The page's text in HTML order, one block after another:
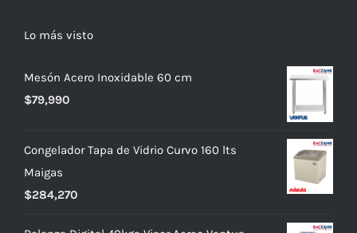
Lo más visto
Mesón Acero Inoxidable 60 cm
$79,990
Congelador Tapa de Vidrio Curvo 160 lts
Maigas
$284,270